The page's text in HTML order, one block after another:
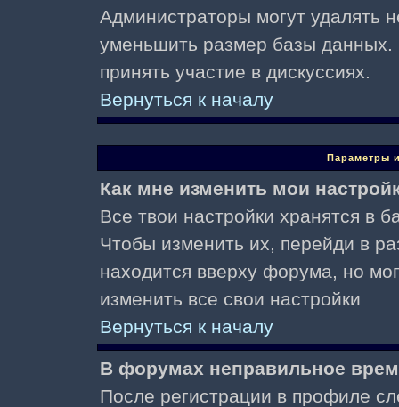
Администраторы могут удалять
уменьшить размер базы данных.
принять участие в дискуссиях.
Вернуться к началу
Параметры
Как мне изменить мои
Все твои настройки хранятся в
Чтобы изменить их, перейди в
находится вверху форума, но
изменить все свои настройки
Вернуться к началу
В форумах неправильное
После регистрации в профиле